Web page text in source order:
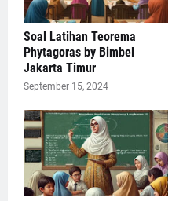
Soal Latihan Teorema
Phytagoras by Bimbel
Jakarta Timur
September 15, 2024